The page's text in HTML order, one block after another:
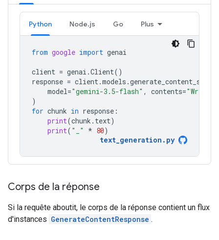
Python Node.js Go Plus
from google import genai
client = genai .Client()
response = client.models .
model="gemini-3.5-flash" , contents="Write
)
for chunk in response :
print(chunk . text)
print( "_" * 80)
text_generation . py
Corps de la réponse
Si la requête aboutit, le corps de la réponse contient un flux
d'instances GenerateContentResponse .